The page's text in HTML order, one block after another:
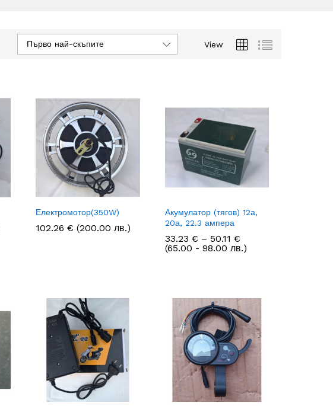
View
Първо най-скъпите
Електромотор(350W)
102.26 € (200.00 лв.)
102.26 €
Акумулатор (тягов) 12а,
20а, 22.3 ампера
33.23 € – 50.11 €Price
range:
33.23 €
(65.00 - 98.00 лв.)
33.23 € 50.11 €